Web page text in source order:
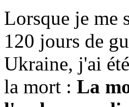
Lorsque je me
120 jours de
Ukraine, j'ai
la mort : La